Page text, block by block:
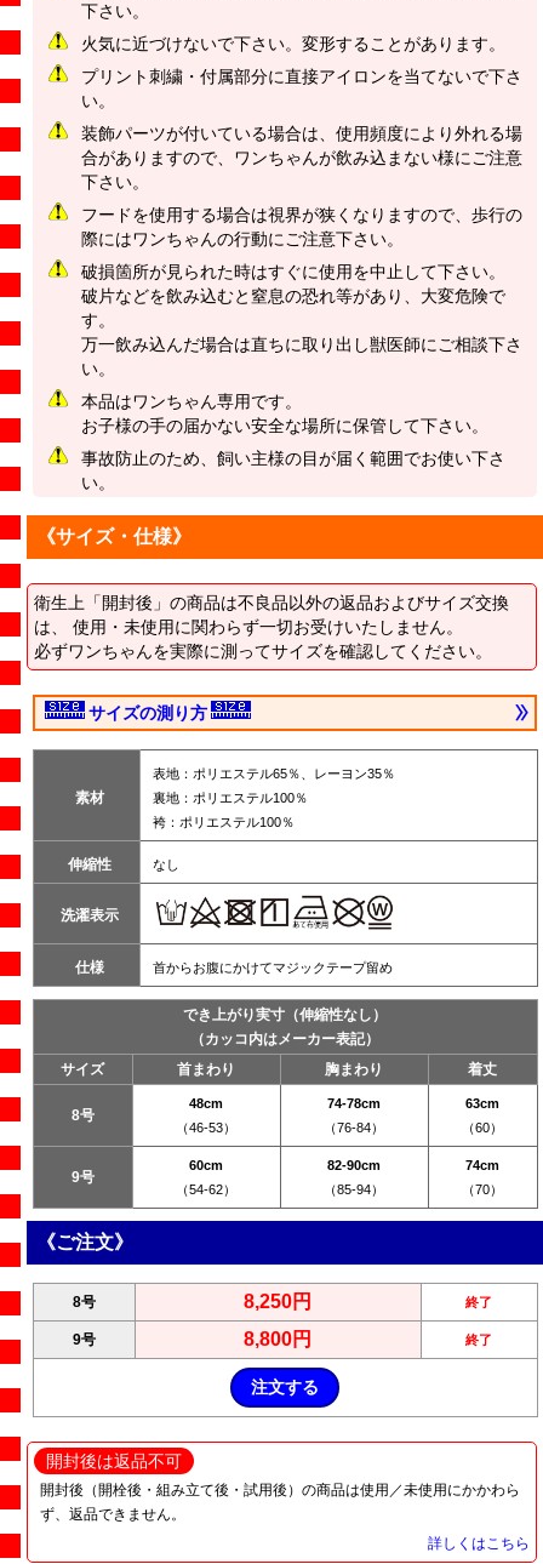
下さい。
火気に近づけないで下さい。変形することがあります。
プリント刺繍・付属部分に直接アイロンを当てないで下さ
い。
装飾パーツが付いている場合は、使用頻度により外れる場
合がありますので、ワンちゃんが飲み込まない様にご注意
下さい。
フードを使用する場合は視界が狭くなりますので、歩行の
際にはワンちゃんの行動にご注意下さい。
破損箇所が見られた時はすぐに使用を中止して下さい。
破片などを飲み込むと窒息の恐れ等があり、大変危険で
す。
万一飲み込んだ場合は直ちに取り出し獣医師にご相談下さ
い。
本品はワンちゃん専用です。
お子様の手の届かない安全な場所に保管して下さい。
事故防止のため、飼い主様の目が届く範囲でお使い下さ
い。
《サイズ・仕様》
衛生上「開封後」の商品は不良品以外の返品およびサイズ交換
は、 使用・未使用に関わらず一切お受けいたしません。
必ずワンちゃんを実際に測ってサイズを確認してください。
サイズの測り方
素材
表地：ポリエステル65％、レーヨン35％
裏地：ポリエステル100％
袴：ポリエステル100％
伸縮性 なし
洗濯表示
仕様 首からお腹にかけてマジックテープ留め
でき上がり実寸（伸縮性なし）
（カッコ内はメーカー表記）
サイズ
首まわり 胸まわり 着丈
8号
48cm
（46-53）
74-78cm
（76-84）
63cm
（60）
9号
60cm
（54-62）
82-90cm
（85-94）
74cm
（70）
《ご注文》
8号 8,250円 終了
9号 8,800円 終了
開封後は返品不可
開封後（開栓後・組み立て後・試用後）の商品は使用／未使用にかかわら
ず、返品できません。
詳しくはこちら